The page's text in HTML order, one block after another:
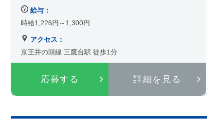
応募する 詳細を見る
給与：
時給1,226円～1,300円
アクセス：
京王井の頭線 三鷹台駅 徒歩1分